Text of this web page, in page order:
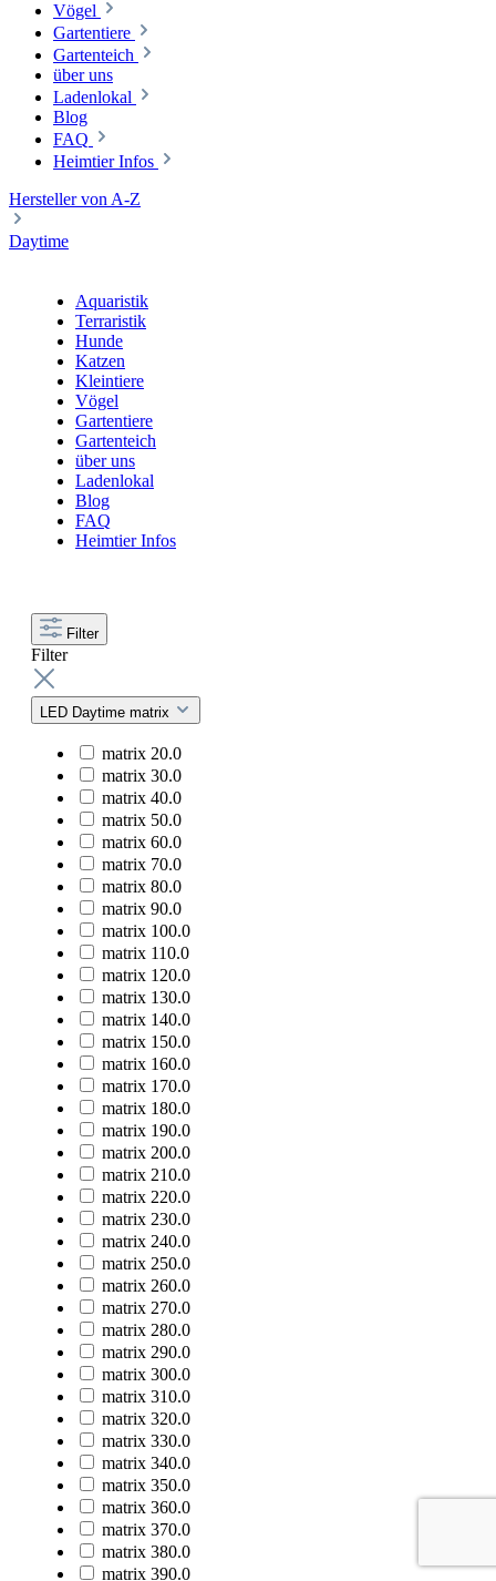
Vögel
Gartentiere
Gartenteich
über uns
Ladenlokal
Blog
FAQ
Heimtier Infos
Hersteller von A-Z
Daytime
Aquaristik
Terraristik
Hunde
Katzen
Kleintiere
Vögel
Gartentiere
Gartenteich
über uns
Ladenlokal
Blog
FAQ
Heimtier Infos
Filter
Filter
LED Daytime matrix
matrix 20.0
matrix 30.0
matrix 40.0
matrix 50.0
matrix 60.0
matrix 70.0
matrix 80.0
matrix 90.0
matrix 100.0
matrix 110.0
matrix 120.0
matrix 130.0
matrix 140.0
matrix 150.0
matrix 160.0
matrix 170.0
matrix 180.0
matrix 190.0
matrix 200.0
matrix 210.0
matrix 220.0
matrix 230.0
matrix 240.0
matrix 250.0
matrix 260.0
matrix 270.0
matrix 280.0
matrix 290.0
matrix 300.0
matrix 310.0
matrix 320.0
matrix 330.0
matrix 340.0
matrix 350.0
matrix 360.0
matrix 370.0
matrix 380.0
matrix 390.0